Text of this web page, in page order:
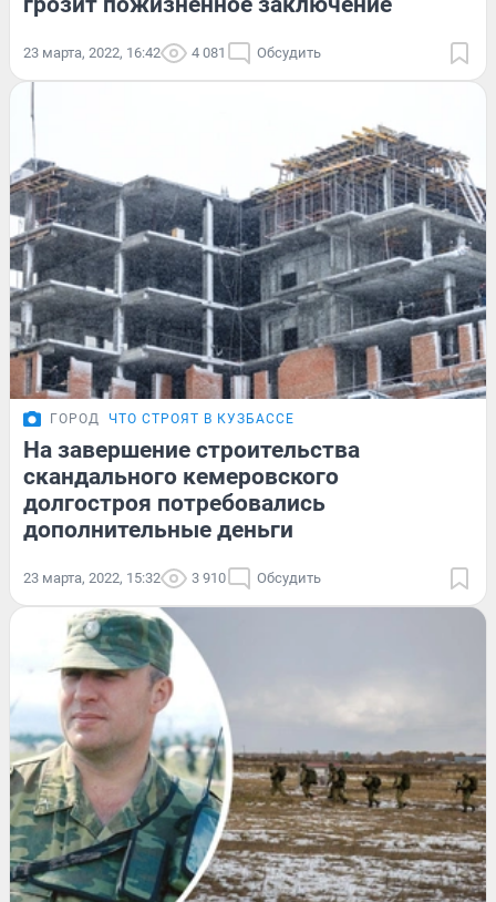
23 марта, 2022, 16:42 4 081 Обсудить
ГОРОД ЧТО СТРОЯТ В КУЗБАССЕ
На завершение строительства
скандального кемеровского
долгостроя потребовались
дополнительные деньги
23 марта, 2022, 15:32 3 910 Обсудить